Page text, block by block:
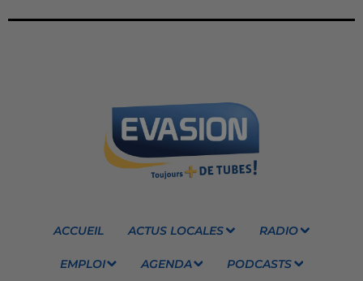
ACCUEIL ACTUS LOCALES RADIO
EMPLOI AGENDA PODCASTS